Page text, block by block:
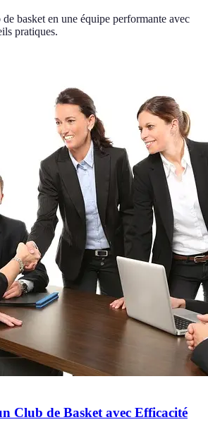
basket en une équipe performante avec
pratiques.
Club de Basket avec Efficacité